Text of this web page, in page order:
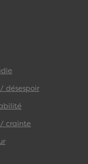
désespoir
/ crainte